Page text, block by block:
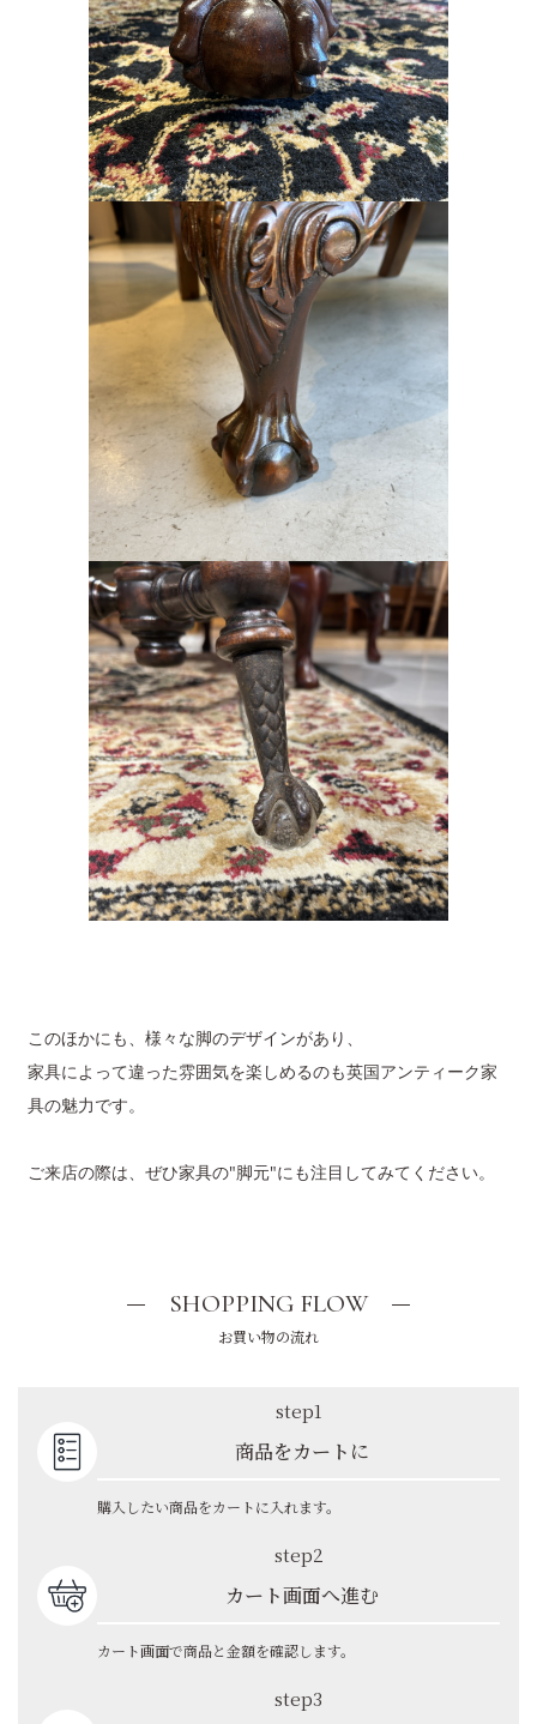
このほかにも、様々な脚のデザインがあり、
家具によって違った雰囲気を楽しめるのも英国アンティーク家
具の魅力です。
ご来店の際は、ぜひ家具の"脚元"にも注目してみてください。
SHOPPING FLOW
お買い物の流れ
step1
商品をカートに
購入したい商品をカートに入れます。
step2
カート画面へ進む
カート画面で商品と金額を確認します。
step3